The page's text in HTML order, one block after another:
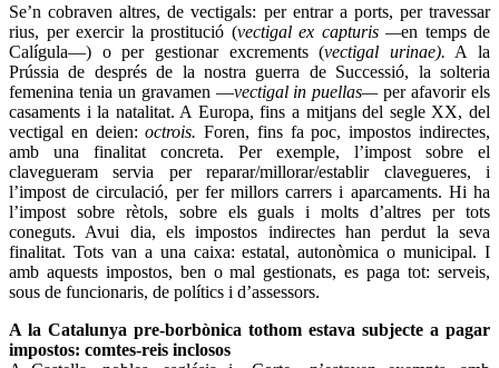
Se’n cobraven altres, de vectigals: per entrar a ports, per travessar
rius, per exercir la prostitució (vectigal ex capturis —en temps de
Calígula—) o per gestionar excrements (vectigal urinae). A la
Prússia de després de la nostra guerra de Successió, la solteria
femenina tenia un gravamen —vectigal in puellas—per afavorir els
casaments i la natalitat. A Europa, fins a mitjans del segle XX, del
vectigal en deien:octrois.Foren, fins fa poc, impostos indirectes,
amb una finalitat concreta. Per exemple, l’impost sobre el
clavegueram servia per reparar/millorar/establir clavegueres, i
l’impost de circulació, per fer millors carrers i aparcaments. Hi ha
l’impost sobre rètols, sobre els guals i molts d’altres per tots
coneguts. Avui dia, els impostos indirectes han perdut la seva
finalitat. Tots van a una caixa: estatal, autonòmica o municipal. I
amb aquests impostos, ben o mal gestionats, es paga tot: serveis,
sous de funcionaris, de polítics i d’assessors.
A la Catalunya pre-borbònica tothom estava subjecte a pagar
impostos: comtes-reis inclosos